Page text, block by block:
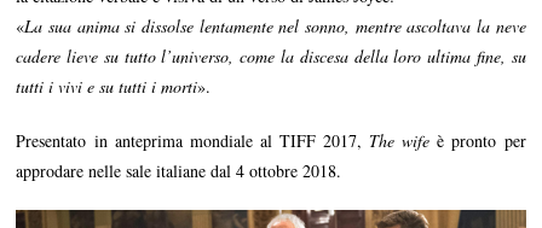
«La sua anima si dissolse lentamente nel sonno, mentre ascoltava la neve
cadere lieve su tutto l’universo, come la discesa della loro ultima fine, su
tutti i vivi e su tutti i morti».
Presentato in anteprima mondiale al TIFF 2017, The wife è pronto per
approdare nelle sale italiane dal 4 ottobre 2018.